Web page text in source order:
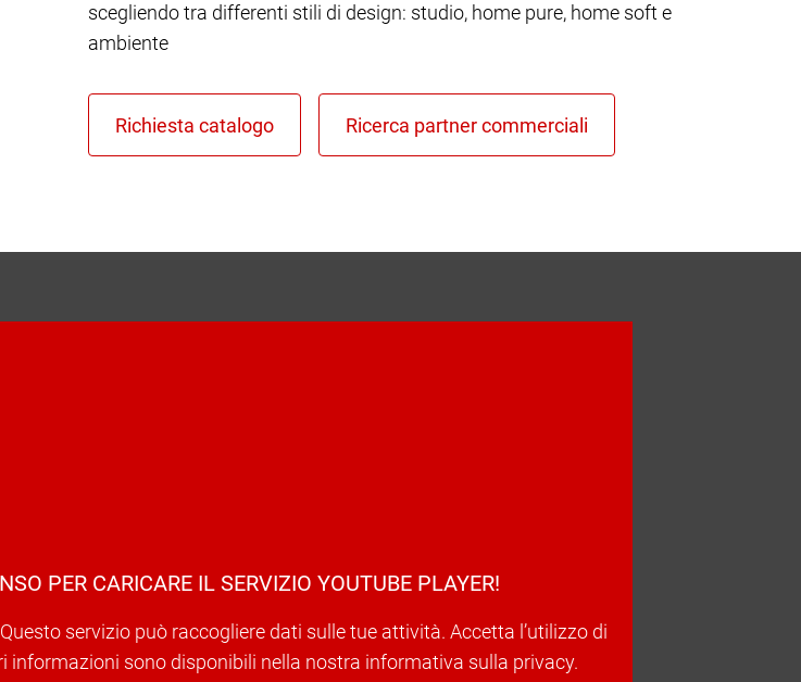
scegliendo tra differenti stili di design: studio, home pure, home soft e
ambiente
PER CARICARE IL SERVIZIO YOUTUBE PLAYER!
servizio può raccogliere dati sulle tue attività. Accetta l’utilizzo di
informazioni sono disponibili nella nostra informativa sulla privacy.